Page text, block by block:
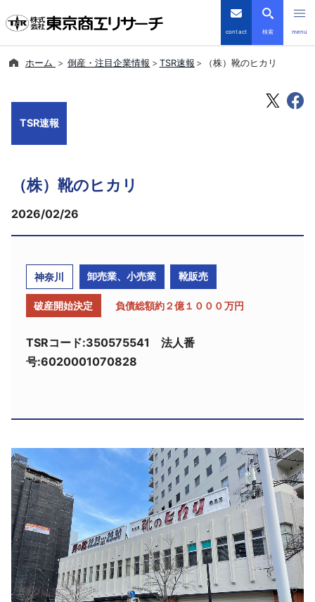
contact 検索 menu
優良企業サイト
よくあるご質問
ホーム 倒産・注目企業情報 TSR速報 （株）靴のヒカリ
TSR速報
（株）靴のヒカリ
2026/02/26
神奈川 卸売業、小売業 靴販売
破産開始決定 負債総額約２億１０００万円
TSRコード:350575541 法人番
号:6020001070828